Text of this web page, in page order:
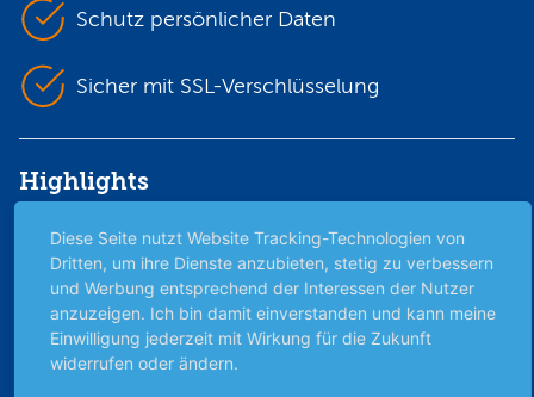
Schutz persönlicher Daten
Sicher mit SSL-Verschlüsselung
Highlights
Börsenbericht
Börsengerüchte
Börsengespräche
Börsennews
Diese Seite nutzt Website Tracking-Technologien von
Dritten, um ihre Dienste anzubieten, stetig zu verbessern
und Werbung entsprechend der Interessen der Nutzer
anzuzeigen. Ich bin damit einverstanden und kann meine
Einwilligung jederzeit mit Wirkung für die Zukunft
widerrufen oder ändern.